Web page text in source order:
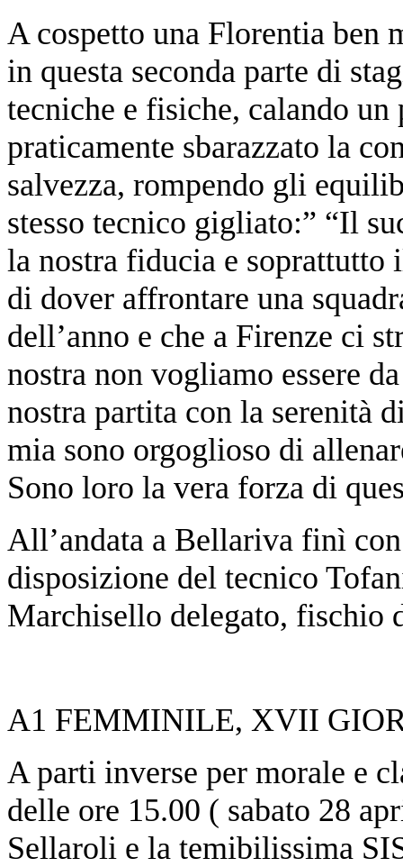
A cospetto una Florentia ben
in questa seconda parte di
tecniche e fisiche, calando
praticamente sbarazzato la
salvezza, rompendo gli
stesso tecnico gigliato:” “Il
la nostra fiducia e soprattutto
di dover affrontare una
dell’anno e che a Firenze ci
nostra non vogliamo essere
nostra partita con la serenità
mia sono orgoglioso di
Sono loro la vera forza di
All’andata a Bellariva finì
disposizione del tecnico
Marchisello delegato, fischio
A1 FEMMINILE, XVII
A parti inverse per morale e
delle ore 15.00 ( sabato 28
Sellaroli e la temibilissima